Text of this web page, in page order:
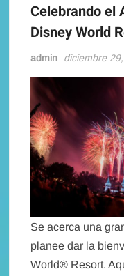
Celebrando el
Disney World
admin diciembre
Se acerca una
planee dar la
World® Resort.